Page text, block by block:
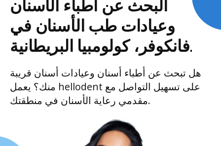
البحث عن أطباء الأسنان
وعيادات طب الأسنان في
فانكوفر، كولومبيا البريطانية.
هل تبحث عن أطباء أسنان وعيادات أسنان قريبة
منك؟ يعمل hellodent على تسهيل التواصل مع
مقدمي رعاية الأسنان في منطقتك.